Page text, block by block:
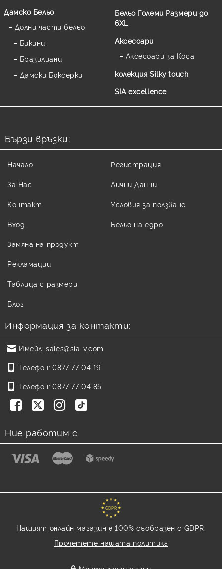
Дамско Бельо
Долни части бельо
Бикини
Бразилиани
Дамски Боксерки
Бельо Големи Размери до
6XL
Аксесоари
Аксесоари за Коса
колекция Silky touch
SIA excellence
Бързи връзки:
Начало
За Нас
Контакт
Вход
Регистрация
Лични Данни
Условия за ползване
Бельо на едро
Замяна на продукт
Рекламации
Таблица с размери
Блог
Информация за контакти:
Имейл: sales@sia-v.com
Телефон: 0877 77 04 19
Телефон: 0877 77 04 85
Ние работим с
GDPR
Нашият онлайн магазин е 100% съобразен с GDPR.
Прочетете нашата политика